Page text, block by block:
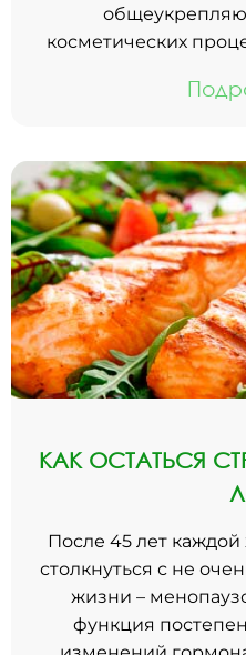
косметических
КАК ОСТАТЬСЯ
После 45 лет
столкнуться с не
жизни –
функция